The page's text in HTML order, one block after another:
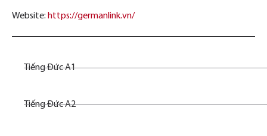
Website: https://germanlink.vn/
Tiếng Đức A1
Tiếng Đức A2